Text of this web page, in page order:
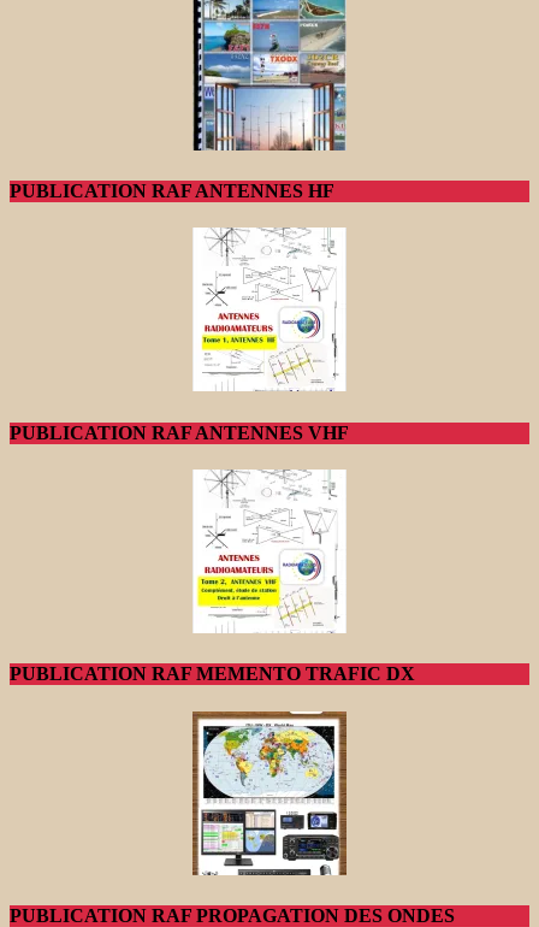
PUBLICATION RAF ANTENNES HF
PUBLICATION RAF ANTENNES VHF
PUBLICATION RAF MEMENTO TRAFIC DX
PUBLICATION RAF PROPAGATION DES ONDES